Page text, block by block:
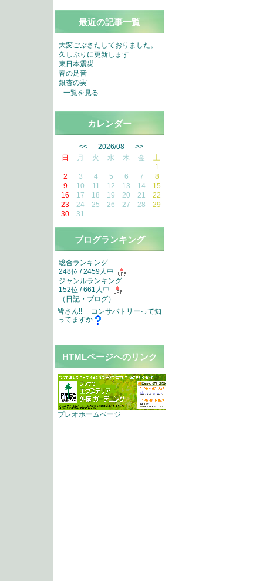
最近の記事一覧
大変ごぶさたしておりました。
久しぶりに更新します
東日本震災
春の足音
銀杏の実
一覧を見る
カレンダー
<<2026/08 >>
日
月 火 水 木 金
土
1
2
3 4 5 6 7
8
9
10 11 12 13 14
15
16
17 18 19 20 21
22
23
24 25 26 27 28
29
30
31
ブログランキング
総合ランキング
248位 / 2459人中
ジャンルランキング
152位 / 661人中
（ 日記・ブログ）
皆さん!! コンサバトリーって知
ってますか
HTMLページへのリンク
プレオホームページ